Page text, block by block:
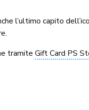
l’ultimo capito
tramiteGift Card PS